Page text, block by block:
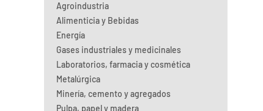
Agroindustria
Alimenticia y Bebidas
Energía
Gases industriales y medicinales
Laboratorios, farmacia y cosmética
Metalúrgica
Minería, cemento y agregados
Pulpa, papel y madera